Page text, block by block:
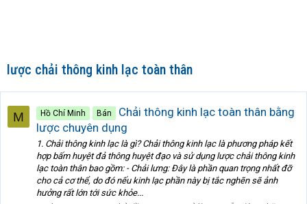
lược chải thông kinh lạc toàn thân
M Hồ Chí Minh Bán
Chải thông kinh lạc toàn thân bằng
lược chuyên dụng
1. Chải thông kinh lạc là gì? Chải thông kinh lạc là phương pháp kết
hợp bấm huyệt đả thông huyệt đạo và sử dụng lược chải thông kinh
lạc toàn thân bao gồm: - Chải lưng: Đây là phần quan trọng nhất đỡ
cho cả cơ thể, do đó nếu kinh lạc phần này bị tắc nghẽn sẽ ảnh
hưởng rất lớn tới sức khỏe...